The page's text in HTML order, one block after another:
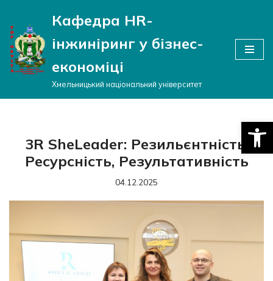
Перейти
до
вмісту
Кафедра HR-
інжиніринг у бізнес-
економіці
Хмельницький національний університет
3R SheLeader: Резильєнтність,
Ресурсність, Результативність
04.12.2025